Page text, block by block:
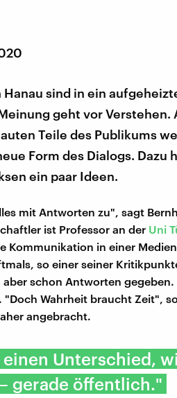
Hanau sind in ein
geht vor Verstehen.
Teile des Publikums
Form des Dialogs.
ein paar Ideen.
mit Antworten zu", sagt
ist Professor an der Uni
Kommunikation in einer
so einer seiner
aber schon Antworten
Wahrheit braucht Zeit",
angebracht.
einen Unterschied,
gerade öffentlich."